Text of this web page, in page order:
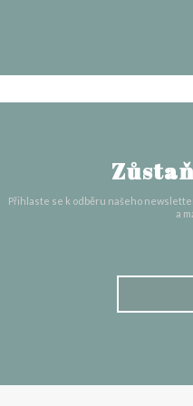
Přihlaste se k odběru našeho
a